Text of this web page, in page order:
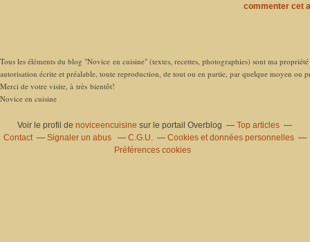
commenter cet
Tous les éléments du blog "Novice en cuisine" (textes, recettes, photographies) sont ma
autorisation écrite et préalable, toute reproduction, de tout ou en partie, par quelque moyen ou
Merci de votre visite, à très bientôt!
Novice en cuisine
Voir le profil denoviceencuisine sur le portail Overblog
Top articles
Contact
Signaler un abus C.G.U.
Cookies et données personnelles
Préférences cookies